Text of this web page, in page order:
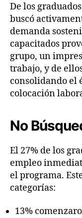
De los
buscó
demanda
capacitados
grupo, un
trabajo, y de
consolidando el
colocación
No
El 27% de los
empleo
el programa.
categorías:
13%